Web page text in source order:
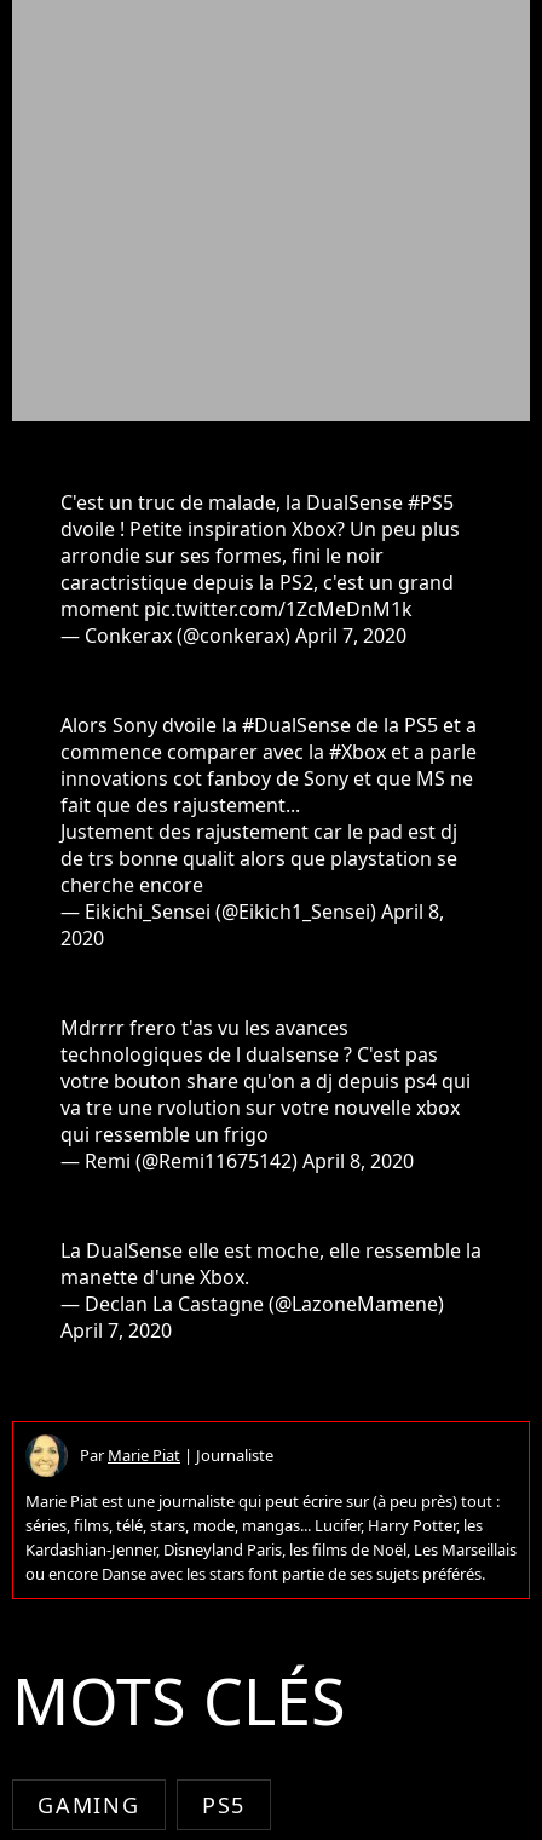
C'est un truc de malade, la DualSense#PS5
dvoile ! Petite inspiration Xbox? Un peu plus
arrondie sur ses formes, fini le noir
caractristique depuis la PS2, c'est un grand
moment pic.twitter.com/1ZcMeDnM1k
— Conkerax (@conkerax)April 7, 2020
Alors Sony dvoile la #DualSensede la PS5 et a
commence comparer avec la #Xboxet a parle
innovations cot fanboy de Sony et que MS ne
fait que des rajustement...
Justement des rajustement car le pad est dj
de trs bonne qualit alors que playstation se
cherche encore
— Eikichi_Sensei (@Eikich1_Sensei)April 8,
2020
Mdrrrr frero t'as vu les avances
technologiques de l dualsense ? C'est pas
votre bouton share qu'on a dj depuis ps4 qui
va tre une rvolution sur votre nouvelle xbox
qui ressemble un frigo
— Remi (@Remi11675142)April 8, 2020
La DualSense elle est moche, elle ressemble la
manette d'une Xbox.
— Declan La Castagne (@LazoneMamene)
April 7, 2020
ParMarie Piat | Journaliste
Marie Piat est une journaliste qui peut écrire sur (à peu près) tout :
séries, films, télé, stars, mode, mangas... Lucifer, Harry Potter, les
Kardashian-Jenner, Disneyland Paris, les films de Noël, Les Marseillais
ou encore Danse avec les stars font partie de ses sujets préférés.
MOTS CLÉS
GAMING PS5